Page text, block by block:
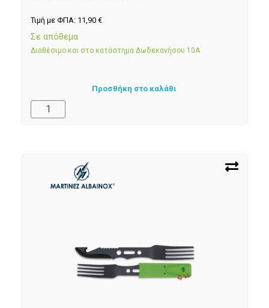
Τιμή με ΦΠΑ: 11,90 €
Σε απόθεμα
Διαθέσιμο και στο κατάστημα Δωδεκανήσου 10Α
Προσθήκη στο καλάθι